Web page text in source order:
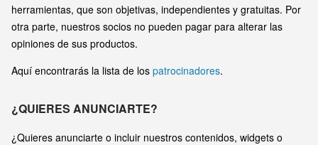
herramientas, que son objetivas, independientes y gratuitas. Por
otra parte, nuestros socios no pueden pagar para alterar las
opiniones de sus productos.
Aquí encontrarás la lista de los patrocinadores.
¿QUIERES ANUNCIARTE?
¿Quieres anunciarte o incluir nuestros contenidos, widgets o